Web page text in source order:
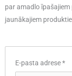
par amadlo
jaunākajiem
E-pasta adrese*